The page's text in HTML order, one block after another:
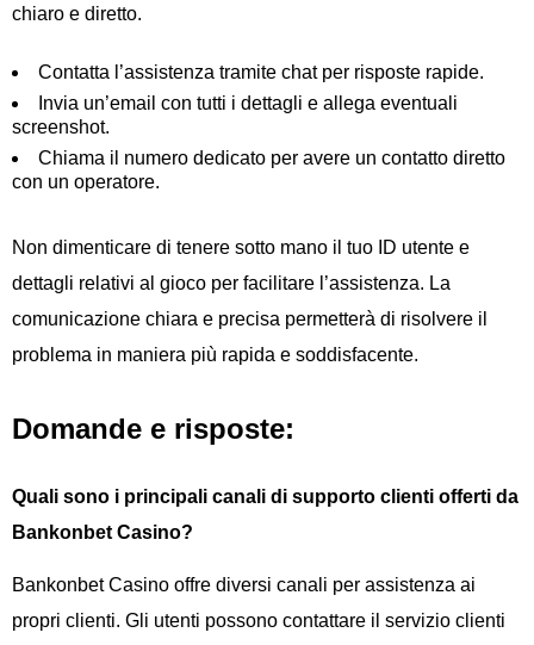
chiaro e diretto.
Contatta l’assistenza tramite chat per risposte rapide.
Invia un’email con tutti i dettagli e allega eventuali
screenshot.
Chiama il numero dedicato per avere un contatto diretto
con un operatore.
Non dimenticare di tenere sotto mano il tuo ID utente e
dettagli relativi al gioco per facilitare l’assistenza. La
comunicazione chiara e precisa permetterà di risolvere il
problema in maniera più rapida e soddisfacente.
Domande e risposte:
Quali sono i principali canali di supporto clienti offerti da
Bankonbet Casino?
Bankonbet Casino offre diversi canali per assistenza ai
propri clienti. Gli utenti possono contattare il servizio clienti